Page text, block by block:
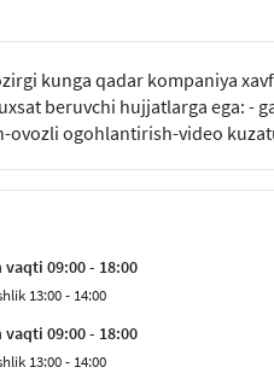
kunga qadar kompaniya
beruvchi hujjatlarga ega: -
ovozli ogohlantirish-video
vaqti 09:00 - 18:00
13:00 - 14:00
vaqti 09:00 - 18:00
13:00 - 14:00